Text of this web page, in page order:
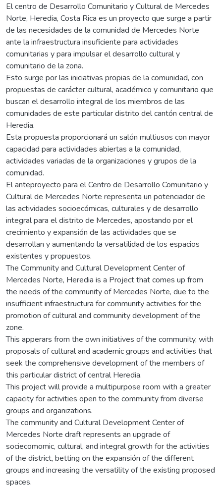
El centro de Desarrollo Comunitario y Cultural de Mercedes
Norte, Heredia, Costa Rica es un proyecto que surge a partir
de las necesidades de la comunidad de Mercedes Norte
ante la infraestructura insuficiente para actividades
comunitarias y para impulsar el desarrollo cultural y
comunitario de la zona.
Esto surge por las iniciativas propias de la comunidad, con
propuestas de carácter cultural, académico y comunitario que
buscan el desarrollo integral de los miembros de las
comunidades de este particular distrito del cantón central de
Heredia.
Esta propuesta proporcionará un salón multiusos con mayor
capacidad para actividades abiertas a la comunidad,
actividades variadas de la organizaciones y grupos de la
comunidad.
El anteproyecto para el Centro de Desarrollo Comunitario y
Cultural de Mercedes Norte representa un potenciador de
las actividades socioecómicas, culturales y de desarrollo
integral para el distrito de Mercedes, apostando por el
crecimiento y expansión de las actividades que se
desarrollan y aumentando la versatilidad de los espacios
existentes y propuestos.
The Community and Cultural Development Center of
Mercedes Norte, Heredia is a Project that comes up from
the needs of the community of Mercedes Norte, due to the
insufficient infraestructura for community activities for the
promotion of cultural and community development of the
zone.
This apperars from the own initiatives of the community, with
proposals of cultural and academic groups and activities that
seek the comprehensive development of the members of
this particular district of central Heredia.
This project will provide a multipurpose room with a greater
capacity for activities open to the community from diverse
groups and organizations.
The community and Cultural Development Center of
Mercedes Norte draft represents an upgrade of
sociecomomic, cultural, and integral growth for the activities
of the district, betting on the expansión of the different
groups and increasing the versatility of the existing proposed
spaces.